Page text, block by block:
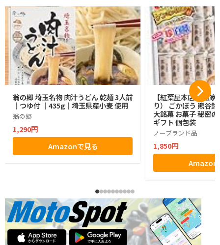
翁の郷 埼玉名物 肉汁うどん 乾麺 3人前
｜つゆ付 ｜435g｜埼玉県産小麦 使用
翁の郷
1,290円
Amazonで見る
【紅葉屋本店】 五
り） ごかぼう 熊谷
大銘菓 お菓子 秘密
ギフト 個包装
ノーブランド品
1,850円
Amazon